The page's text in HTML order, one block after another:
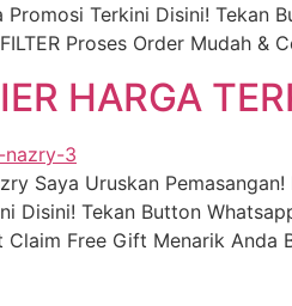
Terkini Disini! Tekan
Proses Order Mudah
HARGA
Saya Uruskan
Disini! Tekan Button
Free Gift Menarik Anda